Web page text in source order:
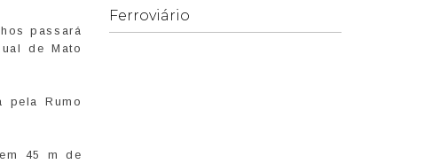
passará
de Mato
pela Rumo
45 m de
Ferroviário